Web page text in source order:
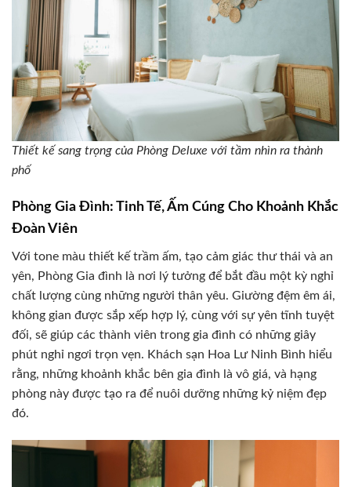
Thiết kế sang trọng của Phòng Deluxe với tầm nhìn ra thành
phố
Phòng Gia Đình: Tinh Tế, Ấm Cúng Cho Khoảnh Khắc
Đoàn Viên
Với tone màu thiết kế trầm ấm, tạo cảm giác thư thái và an
yên, Phòng Gia đình là nơi lý tưởng để bắt đầu một kỳ nghỉ
chất lượng cùng những người thân yêu. Giường đệm êm ái,
không gian được sắp xếp hợp lý, cùng với sự yên tĩnh tuyệt
đối, sẽ giúp các thành viên trong gia đình có những giây
phút nghỉ ngơi trọn vẹn. Khách sạn Hoa Lư Ninh Bình hiểu
rằng, những khoảnh khắc bên gia đình là vô giá, và hạng
phòng này được tạo ra để nuôi dưỡng những kỷ niệm đẹp
đó.